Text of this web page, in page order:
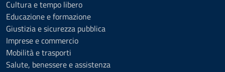
Cultura e tempo libero
Educazione e formazione
Giustizia e sicurezza pubblica
Imprese e commercio
Mobilità e trasporti
Salute, benessere e assistenza